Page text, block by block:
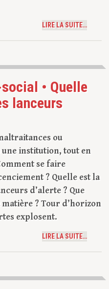
LIRE LA SUITE…
• Quelle
lanceurs
ou
institution, tout en
se faire
? Quelle est la
d’alerte ? Que
matière ? Tour d’horizon
explosent.
LIRE LA SUITE…